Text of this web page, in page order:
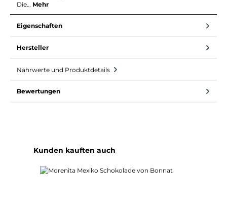
Die… Mehr
Eigenschaften
Hersteller
Nährwerte und Produktdetails
Bewertungen
Produktgalerie überspringen
Kunden kauften auch